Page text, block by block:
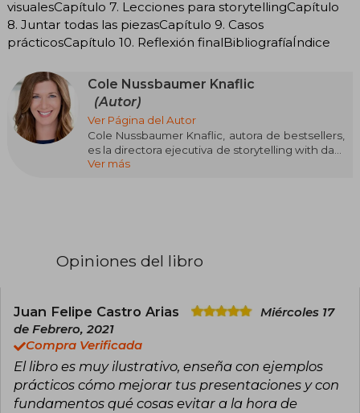
visualesCapítulo 7. Lecciones para storytellingCapítulo
8. Juntar todas las piezasCapítulo 9. Casos
prácticosCapítulo 10. Reflexión finalBibliografíaÍndice
Cole Nussbaumer Knaflic
(Autor)
Ver Página del Autor
Cole Nussbaumer Knaflic, autora de bestsellers,
es la directora ejecutiva de storytelling with data
(SWD), una empresa que ayuda a los adultos a
Ver más
Opiniones del libro
Juan Felipe Castro Arias
Miércoles 17
de Febrero, 2021
Compra Verificada
El libro es muy ilustrativo, enseña con ejemplos
prácticos cómo mejorar tus presentaciones y con
fundamentos qué cosas evitar a la hora de